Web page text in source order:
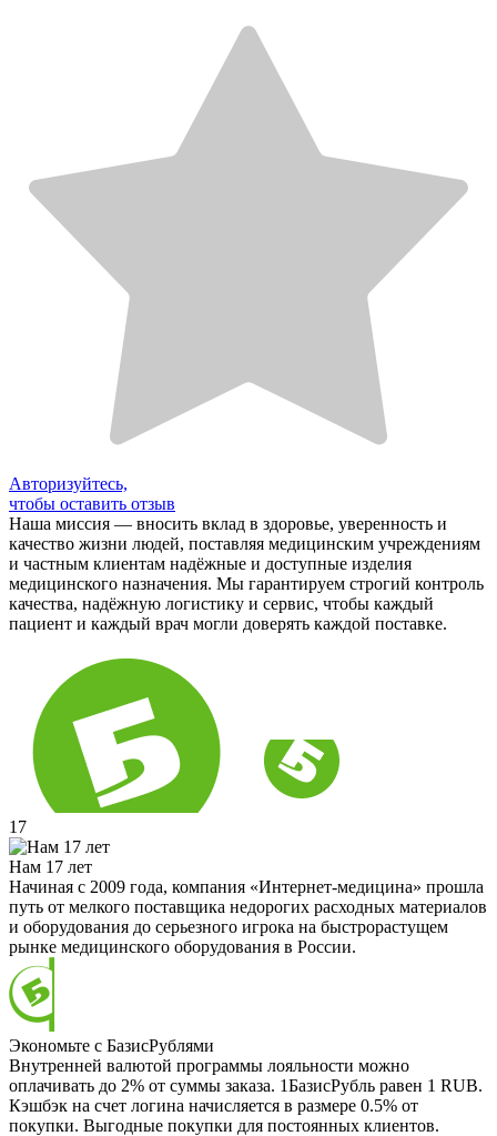
Авторизуйтесь,
чтобы оставить отзыв
Наша миссия — вносить вклад в здоровье, уверенность и
качество жизни людей, поставляя медицинским учреждениям
и частным клиентам надёжные и доступные изделия
медицинского назначения. Мы гарантируем строгий контроль
качества, надёжную логистику и сервис, чтобы каждый
пациент и каждый врач могли доверять каждой поставке.
17
Нам 17 лет
Начиная с 2009 года, компания «Интернет-медицина» прошла
путь от мелкого поставщика недорогих расходных материалов
и оборудования до серьезного игрока на быстрорастущем
рынке медицинского оборудования в России.
Экономьте с БазисРублями
Внутренней валютой программы лояльности можно
оплачивать до 2% от суммы заказа. 1БазисРубль равен 1 RUB.
Кэшбэк на счет логина начисляется в размере 0.5% от
покупки. Выгодные покупки для постоянных клиентов.